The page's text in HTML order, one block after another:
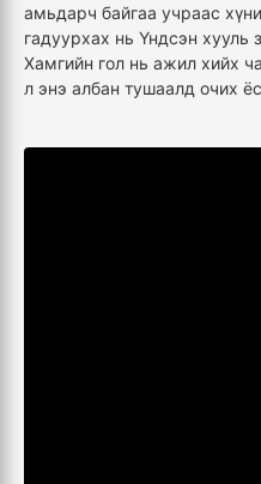
амьдарч байгаа учраас
гадуурхах нь Үндсэн хууль
Хамгийн гол нь ажил хийх
л энэ албан тушаалд очих